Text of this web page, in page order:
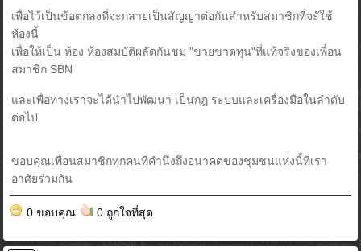
เพื่อไว้เป็นข้อตกลงที่จะกลายเป็นสัญญาต่อกันสำหรับสมาชิกที่จะัใช้
ห้องนี้
เพื่อให้เป็น ห้อง ห้องสมบัติผลัดกันชม "ขายขาดทุน"ที่แท้จริงของเพื่อน
สมาชิก SBN
และเพื่อทางเราจะได้นำไปพัฒนา เป็นกฎ ระบบและเครื่องมือในลำดับ
ต่อไป
ขอบคุณเพื่อนสมาชิกทุกคนที่คำนึงถึงอนาคตของชุมชนแห่งนี้ที่เรา
อาศัยร่วมกัน
0 ขอบคุณ 0 ถูกใจที่สุด